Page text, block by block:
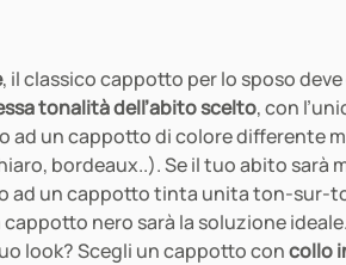
, il classico cappotto per lo sposo deve
tonalità dell’abito scelto, con
ad un cappotto di colore differente
bordeaux..). Se il tuo abito sarà
ad un cappotto tinta unita ton-sur-
nero sarà la soluzione ideale.
look? Scegli un cappotto con collo